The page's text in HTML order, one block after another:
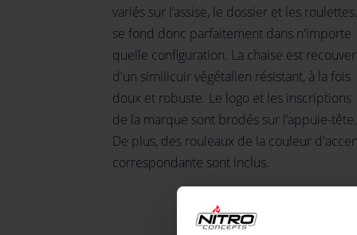
variés sur l’assise, le dossier et les
se fond donc parfaitement dans n'importe
quelle configuration. La chaise est
d'un similicuir végétalien résistant, à la fois
doux et robuste. Le logo et les inscriptions
de la marque sont brodés sur l’appuie-tête.
De plus, des rouleaux de la couleur
correspondante sont inclus.